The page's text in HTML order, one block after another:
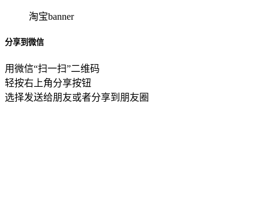
淘宝banner
分享到微信
用微信“扫一扫”二维码
轻按右上角分享按钮
选择发送给朋友或者分享到朋友圈